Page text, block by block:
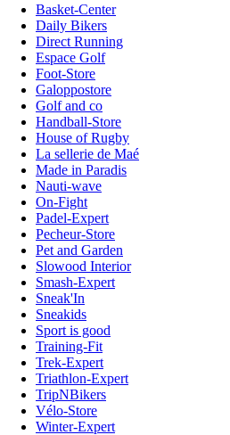
Basket-Center
Daily Bikers
Direct Running
Espace Golf
Foot-Store
Galoppostore
Golf and co
Handball-Store
House of Rugby
La sellerie de Maé
Made in Paradis
Nauti-wave
On-Fight
Padel-Expert
Pecheur-Store
Pet and Garden
Slowood Interior
Smash-Expert
Sneak'In
Sneakids
Sport is good
Training-Fit
Trek-Expert
Triathlon-Expert
TripNBikers
Vélo-Store
Winter-Expert